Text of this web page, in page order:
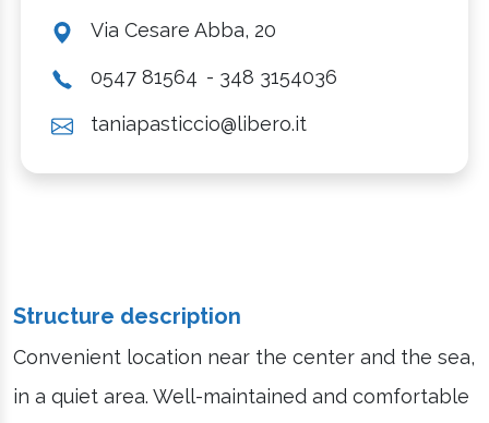
Via Cesare Abba, 20
0547 81564 - 348 3154036
taniapasticcio@libero.it
Structure description
Convenient location near the center and the sea,
in a quiet area. Well-maintained and comfortable